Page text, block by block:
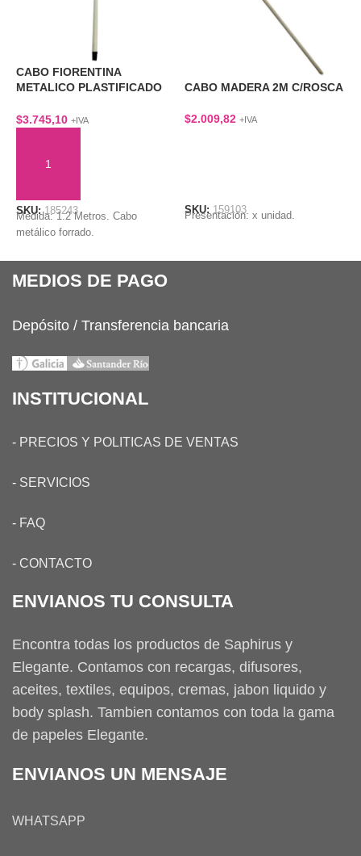
CABO FIORENTINA
METALICO PLASTIFICADO
$3.745,10 +IVA
SKU:185243
Medida: 1.2 Metros. Cabo
metálico forrado.
CABO MADERA 2M C/ROSCA
$2.009,82 +IVA
SKU: 159103
Presentación: x unidad.
MEDIOS DE PAGO
Depósito / Transferencia bancaria
INSTITUCIONAL
- PRECIOS Y POLITICAS DE VENTAS
- SERVICIOS
- FAQ
- CONTACTO
ENVIANOS TU CONSULTA
Encontra todas los productos de Saphirus y
Elegante. Contamos con recargas, difusores,
aceites, textiles, equipos, cremas, jabon liquido y
body splash. Tambien contamos con toda la gama
de papeles Elegante.
ENVIANOS UN MENSAJE
WHATSAPP